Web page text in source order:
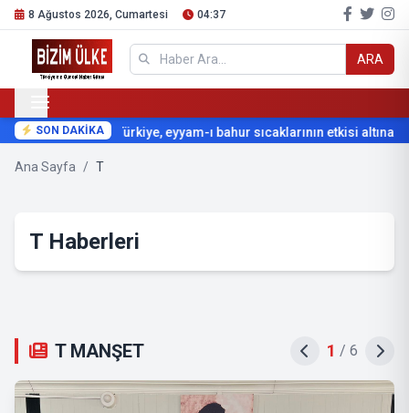
8 Ağustos 2026, Cumartesi 04:37
ARA
SON DAKİKATürkiye, eyyam-ı bahur sıcaklarının etkisi altına
Ana Sayfa / T
T Haberleri
T MANŞET 2 / 6